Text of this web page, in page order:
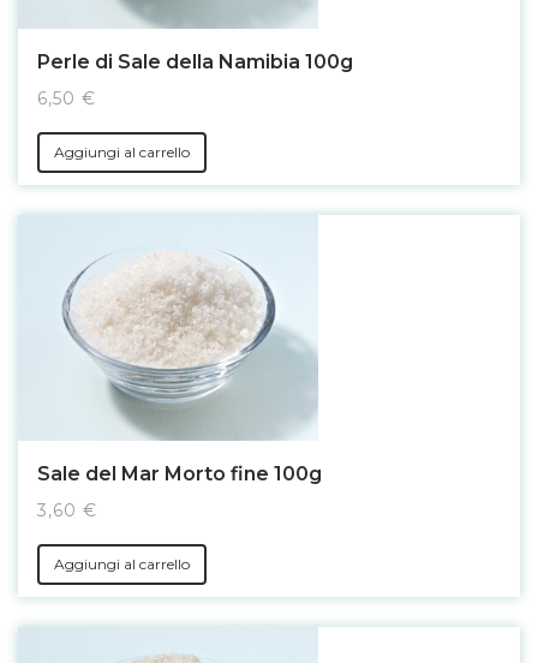
Perle di Sale della Namibia 100g
6,50 €
Aggiungi al carrello
Sale del Mar Morto fine 100g
3,60 €
Aggiungi al carrello